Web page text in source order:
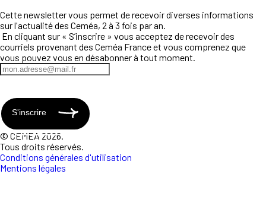
Cette newsletter vous permet de recevoir diverses informations
sur l'actualité des Ceméa, 2 à 3 fois par an.
En cliquant sur « S’inscrire » vous acceptez de recevoir des
courriels provenant des Ceméa France et vous comprenez que
vous pouvez vous en désabonner à tout moment.
S'inscrire
© CEMEA 2026.
Tous droits réservés.
Conditions générales d'utilisation
Mentions légales